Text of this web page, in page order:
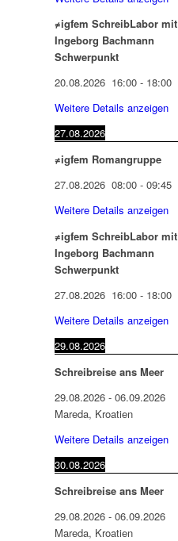
≠igfem SchreibLabor mit
Ingeborg Bachmann
Schwerpunkt
20.08.2026 16:00 - 18:00
Weitere Details anzeigen
27.08.2026
≠igfem Romangruppe
27.08.2026 08:00 -09:45
Weitere Details anzeigen
≠igfem SchreibLabor mit
Ingeborg Bachmann
Schwerpunkt
27.08.2026 16:00 - 18:00
Weitere Details anzeigen
29.08.2026
Schreibreise ans Meer
29.08.2026 -06.09.2026
Mareda, Kroatien
Weitere Details anzeigen
30.08.2026
Schreibreise ans Meer
29.08.2026 -06.09.2026
Mareda, Kroatien